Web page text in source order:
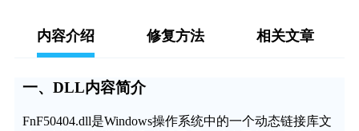
内容介绍 修复方法 相关文章
一、DLL内容简介
FnF50404.dll是Windows操作系统中的一个动态链接库文